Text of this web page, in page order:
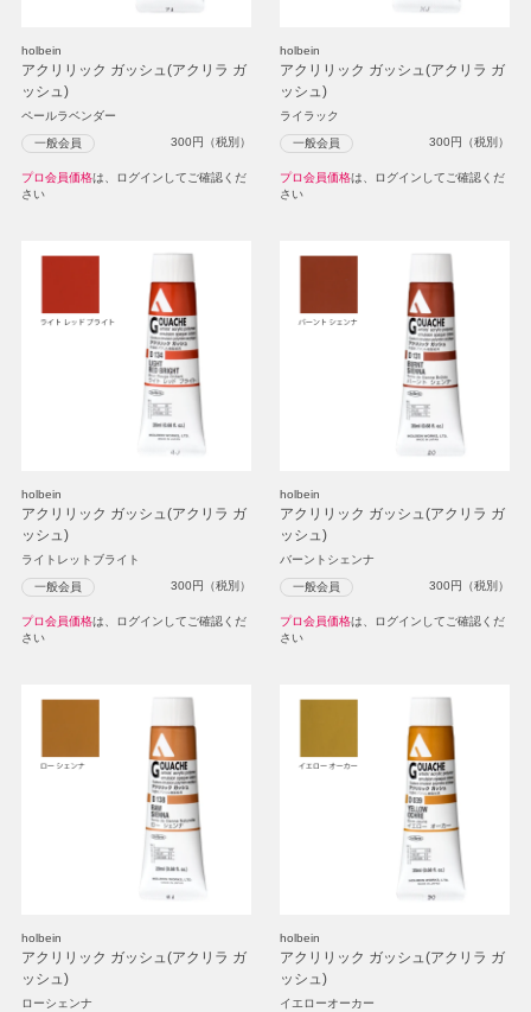
holbein
アクリリック ガッシュ(アクリラ ガ
ッシュ)
ペールラベンダー
一般会員 300円（税別）
プロ会員価格は、ログインしてご確認くだ
さい
holbein
アクリリック ガッシュ(アクリラ ガ
ッシュ)
ライラック
一般会員 300円（税別）
プロ会員価格は、ログインしてご確認くだ
さい
holbein
アクリリック ガッシュ(アクリラ ガ
ッシュ)
ライトレットブライト
一般会員 300円（税別）
プロ会員価格は、ログインしてご確認くだ
さい
holbein
アクリリック ガッシュ(アクリラ ガ
ッシュ)
バーントシェンナ
一般会員 300円（税別）
プロ会員価格は、ログインしてご確認くだ
さい
holbein
アクリリック ガッシュ(アクリラ ガ
ッシュ)
ローシェンナ
holbein
アクリリック ガッシュ(アクリラ ガ
ッシュ)
イエローオーカー